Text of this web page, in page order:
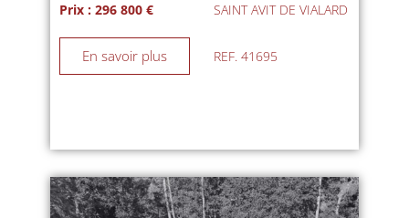
Prix : 296 800 € SAINT AVIT DE VIALARD
En savoir plus REF. 41695